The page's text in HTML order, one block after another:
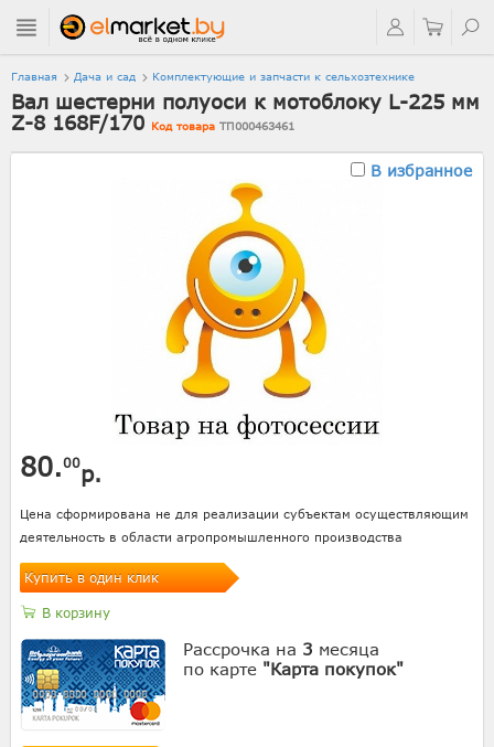
Главная Дача и сад Комплектующие и запчасти к сельхозтехнике
Вал шестерни полуоси к мотоблоку L-225 мм
Z-8 168F/170 Код товара ТП000463461
В избранное
80.00р.
Цена сформирована не для реализации субъектам осуществляющим
деятельность в области агропромышленного производства
Купить в один клик
В корзину
Рассрочка на 3 месяца
по карте "Карта покупок"